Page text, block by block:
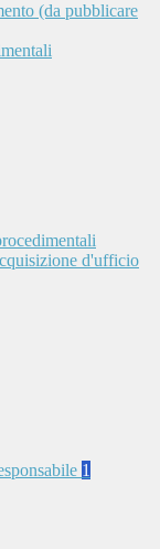
(da pubblicare
d'ufficio
1